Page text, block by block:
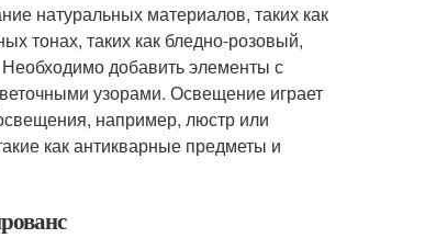
натуральных материалов, таких как
тонах, таких как бледно-розовый,
добавить элементы с
узорами. Освещение играет
например, люстр или
как антикварные предметы и